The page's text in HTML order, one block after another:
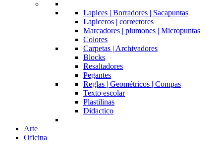
Lapices | Borradores | Sacapuntas
Lapiceros | correctores
Marcadores | plumones | Micropuntas
Colores
Carpetas | Archivadores
Blocks
Resaltadores
Pegantes
Reglas | Geométricos | Compas
Texto escolar
Plastilinas
Didactico
Arte
Oficina